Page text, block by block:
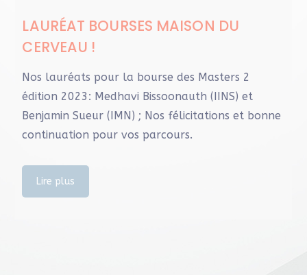
LAURÉAT BOURSES MAISON DU
CERVEAU !
Nos lauréats pour la bourse des Masters 2
édition 2023: Medhavi Bissoonauth (IINS) et
Benjamin Sueur (IMN) ; Nos félicitations et bonne
continuation pour vos parcours.
Lire plus